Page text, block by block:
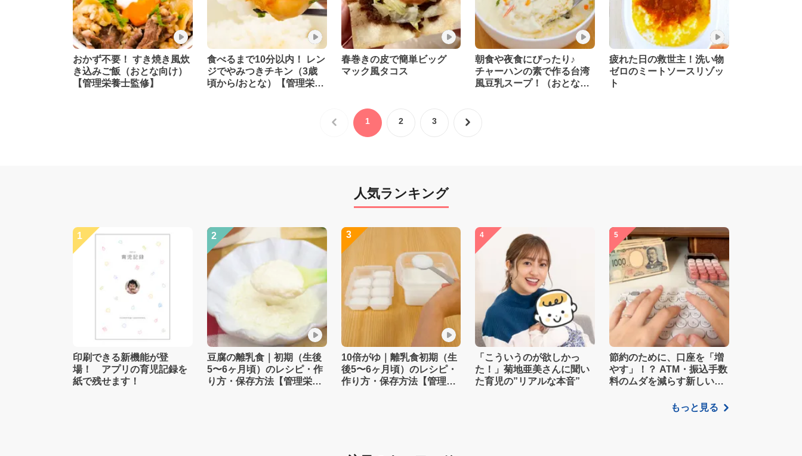
おかず不要！ すき焼き風炊
き込みご飯（おとな向け）
【管理栄養士監修】
食べるまで10分以内！ レン
ジでやみつきチキン（3歳
頃から/おとな）【管理栄養
春巻きの皮で簡単ビッグ
マック風タコス
朝食や夜食にぴったり♪
チャーハンの素で作る台湾
風豆乳スープ！（おとな）
疲れた日の救世主！洗い物
ゼロのミートソースリゾッ
ト
1 2 3
人気ランキング
1
印刷できる新機能が登
場！ アプリの育児記録を
紙で残せます！
2
豆腐の離乳食｜初期（生後
5〜6ヶ月頃）のレシピ・作
り方・保存方法【管理栄養
3
10倍がゆ｜離乳食初期（生
後5〜6ヶ月頃）のレシピ・
作り方・保存方法【管理栄
4
「こういうのが欲しかっ
た！」菊地亜美さんに聞い
た育児の”リアルな本音”
5
節約のために、口座を「増
やす」！？ ATM・振込手数
料のムダを減らす新しい家
もっと見る